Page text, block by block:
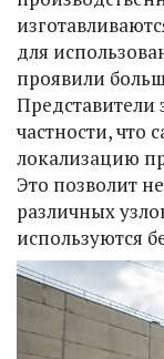
для
проявили
Представители
частности, что
локализацию
Это позволит
различных
используются